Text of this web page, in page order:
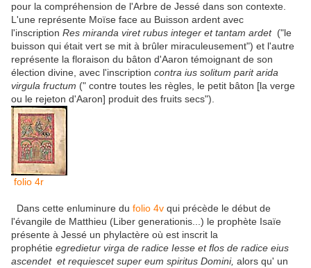
pour la compréhension de l'Arbre de Jessé dans son contexte.
L'une représente Moïse face au Buisson ardent avec
l'inscription Res miranda viret rubus integer et tantam ardet("le
buisson qui était vert se mit à brûler miraculeusement") et l'autre
représente la floraison du bâton d'Aaron témoignant de son
élection divine, avec l'inscription contra ius solitum parit arida
virgula fructum (" contre toutes les règles, le petit bâton [la verge
ou le rejeton d'Aaron] produit des fruits secs").
folio 4r
Dans cette enluminure du folio 4v qui précède le début de
l'évangile de Matthieu (Liber generationis...) le prophète Isaïe
présente à Jessé un phylactère où est inscrit la
prophétie egredietur virga de radice Iesse et flos de radice eius
ascendet et requiescet super eum spiritus Domini, alors qu' un